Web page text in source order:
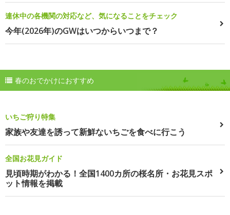
連休中の各機関の対応など、気になることをチェック
今年(2026年)のGWはいつからいつまで？
春のおでかけにおすすめ
いちご狩り特集
家族や友達を誘って新鮮ないちごを食べに行こう
全国お花見ガイド
見頃時期がわかる！全国1400カ所の桜名所・お花見スポ
ット情報を掲載